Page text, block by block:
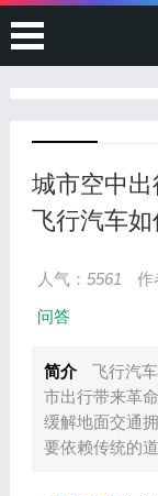
城市空中
飞行汽车
人气： 5561 作
问答
简介
飞行汽
市出行带来革
缓解地面交通
要依赖传统的